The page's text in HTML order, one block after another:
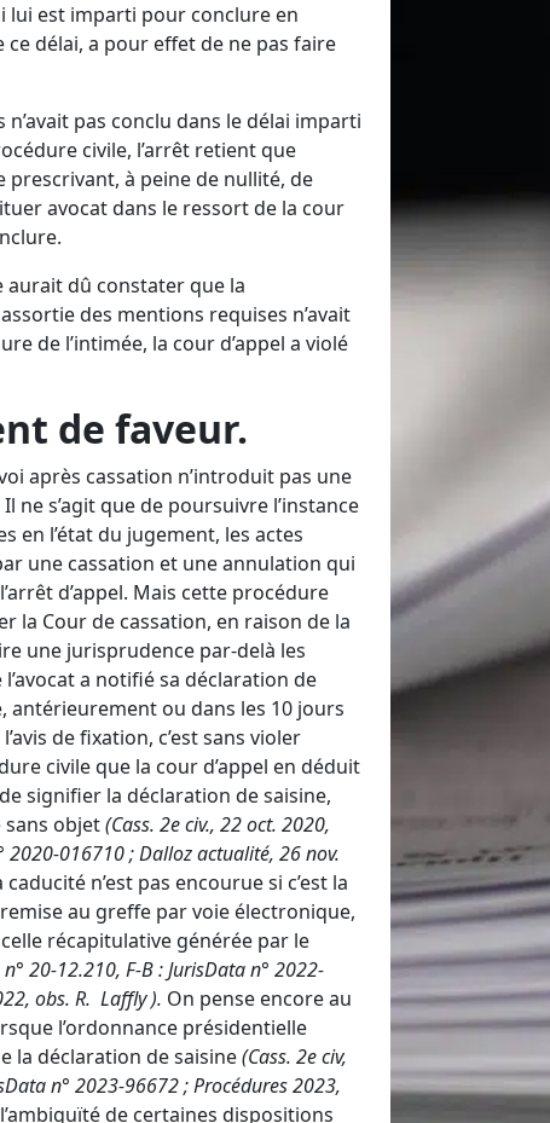
lui est imparti pour conclure en
délai, a pour effet de ne pas faire
pas conclu dans le délai imparti
civile, l’arrêt retient que
prescrivant, à peine de nullité, de
avocat dans le ressort de la cour
aurait dû constater que la
des mentions requises n’avait
de l’intimée, la cour d’appel a violé
de faveur.
après cassation n’introduit pas une
ne s’agit que de poursuivre l’instance
en l’état du jugement, les actes
une cassation et une annulation qui
d’appel. Mais cette procédure
la Cour de cassation, en raison de la
une jurisprudence par-delà les
a notifié sa déclaration de
antérieurement ou dans les 10 jours
de fixation, c’est sans violer
civileque la cour d’appel en déduit
signifier la déclaration de saisine,
objet(Cass. 2e civ., 22 oct. 2020,
2020-016710; Dalloz actualité, 26 nov.
n’est pas encourue si c’est la
au greffe par voie électronique,
récapitulative générée par le
20-12.210, F-B:JurisData n° 2022-
obs. R. Laffly). On pense encore au
l’ordonnance présidentielle
la déclaration de saisine(Cass. 2e civ,
n° 2023-96672 ;Procédures 2023,
l’ambiguïté de certaines dispositions